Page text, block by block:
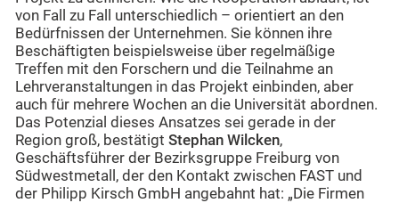
von Fall zu Fall unterschiedlich – orientiert an den
Bedürfnissen der Unternehmen. Sie können ihre
Beschäftigten beispielsweise über regelmäßige
Treffen mit den Forschern und die Teilnahme an
Lehrveranstaltungen in das Projekt einbinden, aber
auch für mehrere Wochen an die Universität abordnen.
Das Potenzial dieses Ansatzes sei gerade in der
Region groß, bestätigt Stephan Wilcken,
Geschäftsführer der Bezirksgruppe Freiburg von
Südwestmetall, der den Kontakt zwischen FAST und
der Philipp Kirsch GmbH angebahnt hat: „Die Firmen